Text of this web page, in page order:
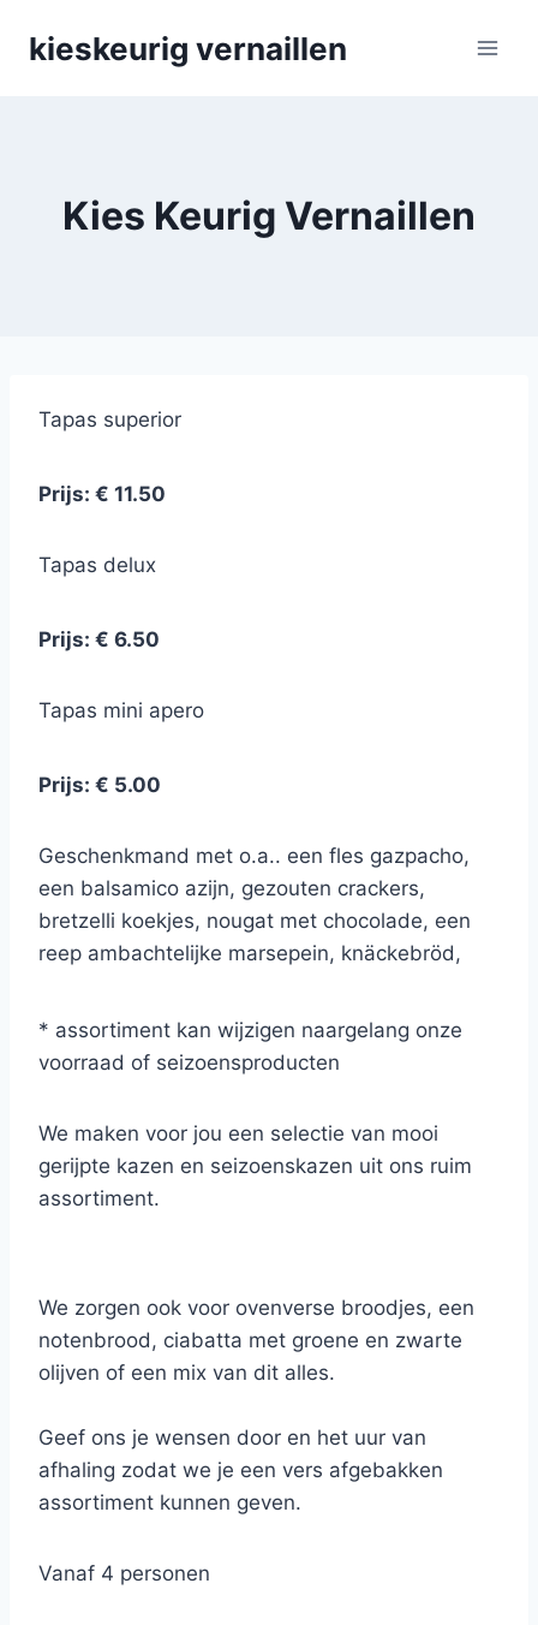
kieskeurig vernaillen
Kies Keurig Vernaillen
Tapas superior
Prijs: € 11.50
Tapas delux
Prijs: € 6.50
Tapas mini apero
Prijs: € 5.00
Geschenkmand met o.a.. een fles gazpacho,
een balsamico azijn, gezouten crackers,
bretzelli koekjes, nougat met chocolade, een
reep ambachtelijke marsepein, knäckebröd,
genovese sticks.
* assortiment kan wijzigen naargelang onze
voorraad of seizoensproducten
We maken voor jou een selectie van mooi
gerijpte kazen en seizoenskazen uit ons ruim
assortiment.
smaak.
De kazen worden voorzien van een vlagje met
we mooi versieren met vers en gedroogd fruit,
een mix van noten en aangepaste confituren.
We zorgen ook voor ovenverse broodjes, een
notenbrood, ciabatta met groene en zwarte
olijven of een mix van dit alles.
Geef ons je wensen door en het uur van
afhaling zodat we je een vers afgebakken
assortiment kunnen geven.
Vanaf 4 personen